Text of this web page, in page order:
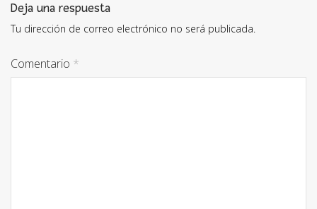
Deja una respuesta
Tu dirección de correo electrónico no será publicada.
Comentario *